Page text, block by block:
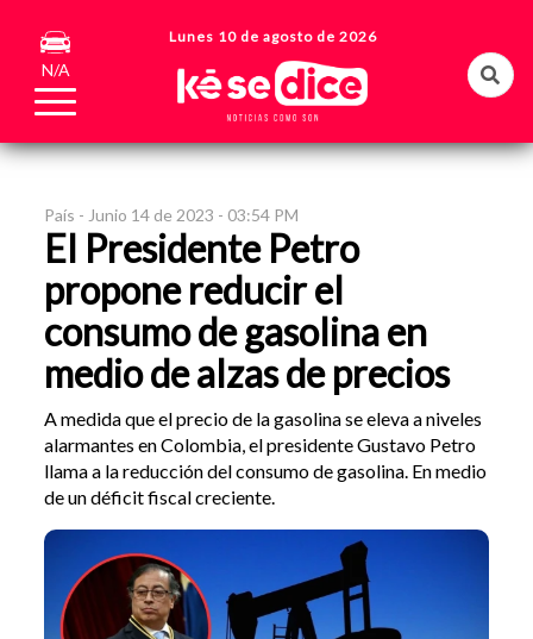
N/A
Lunes 10 de agosto de 2026
País - Junio 14 de 2023 - 03:54 PM
El Presidente Petro
propone reducir el
consumo de gasolina en
medio de alzas de precios
A medida que el precio de la gasolina se eleva a niveles
alarmantes en Colombia, el presidente Gustavo Petro
llama a la reducción del consumo de gasolina. En medio
de un déficit fiscal creciente.